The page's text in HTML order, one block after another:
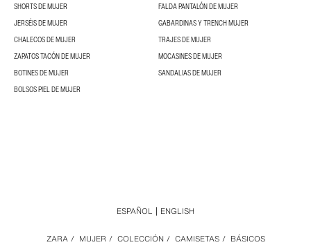
SHORTS DE MUJER
FALDA PANTALÓN DE MUJER
JERSÉIS DE MUJER
GABARDINAS Y TRENCH MUJER
CHALECOS DE MUJER
TRAJES DE MUJER
ZAPATOS TACÓN DE MUJER
MOCASINES DE MUJER
BOTINES DE MUJER
SANDALIAS DE MUJER
BOLSOS PIEL DE MUJER
ZARA / MUJER / COLECCIÓN / CAMISETAS / BÁSICOS
ESPAÑOL ENGLISH